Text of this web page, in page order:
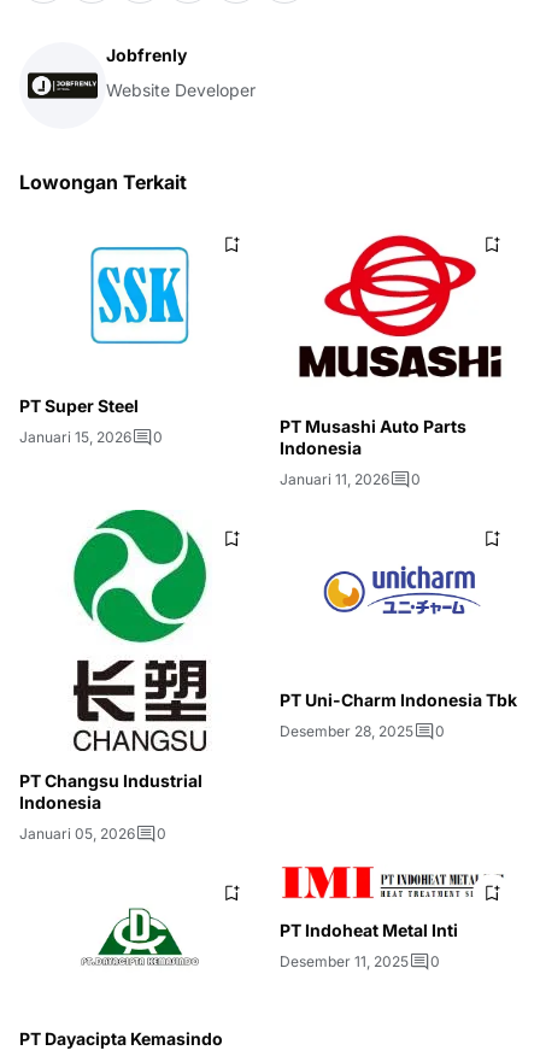
Jobfrenly
Website Developer
Lowongan Terkait
PT Super Steel
Januari 15, 2026 0
PT Musashi Auto Parts
Indonesia
Januari 11, 2026 0
PT Changsu Industrial
Indonesia
Januari 05, 2026 0
PT Uni-Charm Indonesia Tbk
Desember 28, 2025 0
PT Dayacipta Kemasindo
PT Indoheat Metal Inti
Desember 11, 2025 0